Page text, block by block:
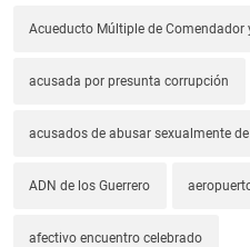
Acueducto Múltiple de Comendador
acusada por presunta corrupción
acusados de abusar sexualmente
ADN de los Guerrero
afectivo encuentro celebrado